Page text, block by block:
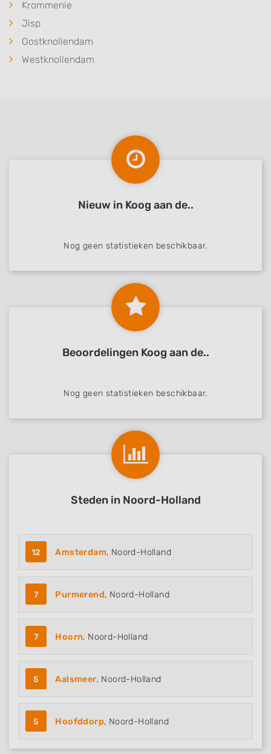
Krommenie
Jisp
Oostknollendam
Westknollendam
Nieuw in Koog aan de..
Nog geen statistieken beschikbaar.
Beoordelingen Koog aan de..
Nog geen statistieken beschikbaar.
Steden in Noord-Holland
12 Amsterdam, Noord-Holland
7 Purmerend, Noord-Holland
7 Hoorn, Noord-Holland
5 Aalsmeer, Noord-Holland
5 Hoofddorp, Noord-Holland